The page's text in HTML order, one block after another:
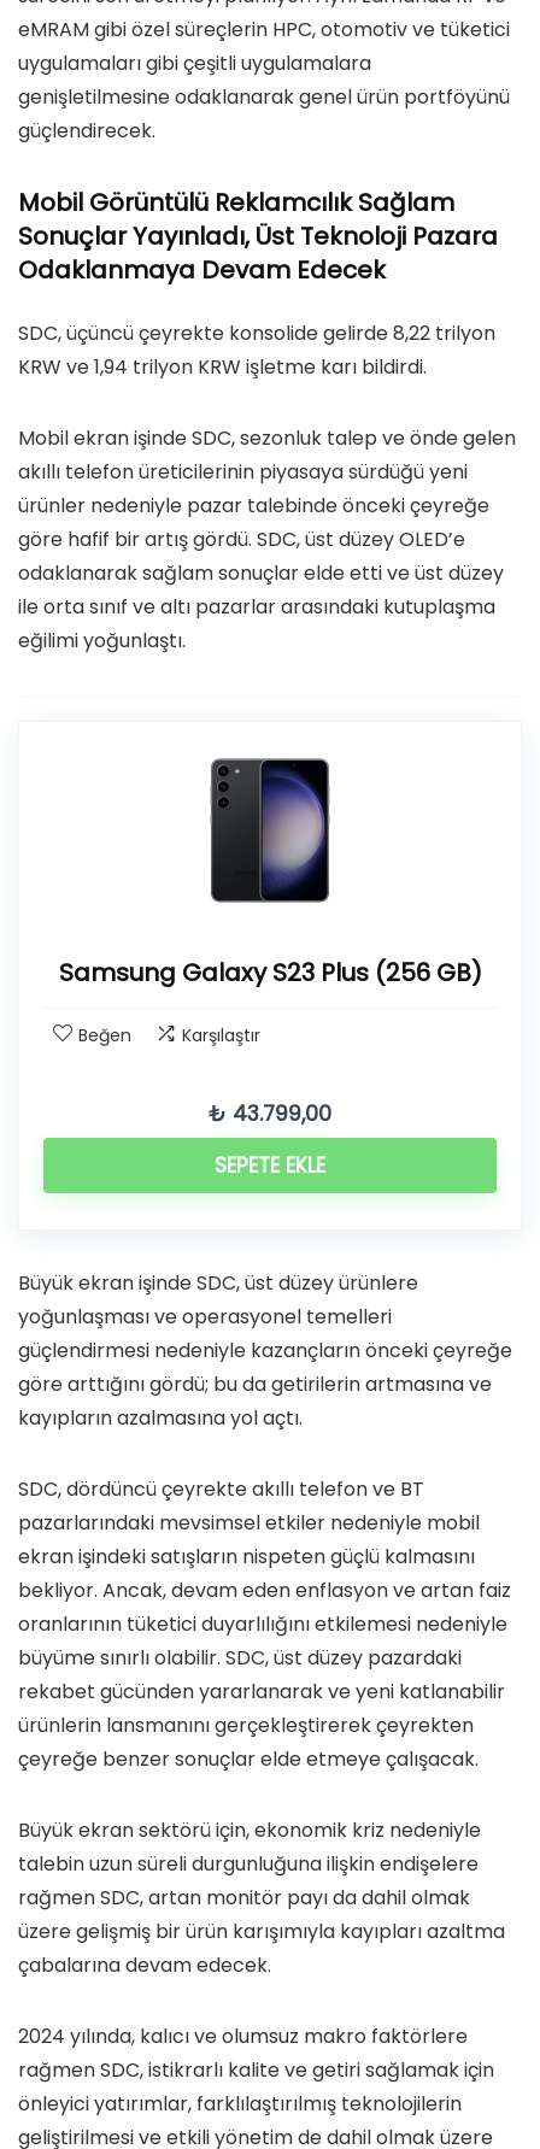
eMRAM gibi özel süreçlerin HPC, otomotiv ve tüketici
uygulamaları gibi çeşitli uygulamalara
genişletilmesine odaklanarak genel ürün portföyünü
güçlendirecek.
Mobil Görüntülü Reklamcılık Sağlam
Sonuçlar Yayınladı, Üst Teknoloji Pazara
Odaklanmaya Devam Edecek
SDC, üçüncü çeyrekte konsolide gelirde 8,22 trilyon
KRW ve 1,94 trilyon KRW işletme karı bildirdi.
Mobil ekran işinde SDC, sezonluk talep ve önde gelen
akıllı telefon üreticilerinin piyasaya sürdüğü yeni
ürünler nedeniyle pazar talebinde önceki çeyreğe
göre hafif bir artış gördü. SDC, üst düzey OLED’e
odaklanarak sağlam sonuçlar elde etti ve üst düzey
ile orta sınıf ve altı pazarlar arasındaki kutuplaşma
eğilimi yoğunlaştı.
Samsung Galaxy S23 Plus (256 GB)
Beğen Karşılaştır
₺ 43.799,00
SEPETE EKLE
Büyük ekran işinde SDC, üst düzey ürünlere
yoğunlaşması ve operasyonel temelleri
güçlendirmesi nedeniyle kazançların önceki çeyreğe
göre arttığını gördü; bu da getirilerin artmasına ve
kayıpların azalmasına yol açtı.
SDC, dördüncü çeyrekte akıllı telefon ve BT
pazarlarındaki mevsimsel etkiler nedeniyle mobil
ekran işindeki satışların nispeten güçlü kalmasını
bekliyor. Ancak, devam eden enflasyon ve artan faiz
oranlarının tüketici duyarlılığını etkilemesi nedeniyle
büyüme sınırlı olabilir. SDC, üst düzey pazardaki
rekabet gücünden yararlanarak ve yeni katlanabilir
ürünlerin lansmanını gerçekleştirerek çeyrekten
çeyreğe benzer sonuçlar elde etmeye çalışacak.
Büyük ekran sektörü için, ekonomik kriz nedeniyle
talebin uzun süreli durgunluğuna ilişkin endişelere
rağmen SDC, artan monitör payı da dahil olmak
üzere gelişmiş bir ürün karışımıyla kayıpları azaltma
çabalarına devam edecek.
2024 yılında, kalıcı ve olumsuz makro faktörlere
rağmen SDC, istikrarlı kalite ve getiri sağlamak için
önleyici yatırımlar, farklılaştırılmış teknolojilerin
geliştirilmesi ve etkili yönetim de dahil olmak üzere